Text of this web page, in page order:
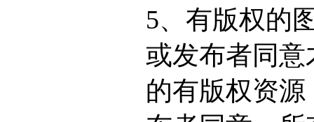
5、有版权的
或发布者同
的有版权资